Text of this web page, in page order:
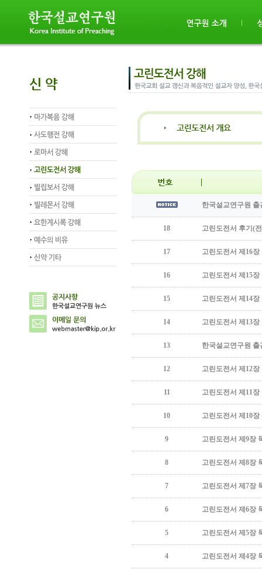
한국설교연구원
18 고린도전서 후기(
17 고린도전서 제16
16 고린도전서 제15
15 고린도전서 제14
14 고린도전서 제13
13 한국설교연구원
12 고린도전서 제12
11 고린도전서 제11
10 고린도전서 제10
9 고린도전서 제9장
8 고린도전서 제8장
7 고린도전서 제7장
6 고린도전서 제6장
5 고린도전서 제5장
4 고린도전서 제4장